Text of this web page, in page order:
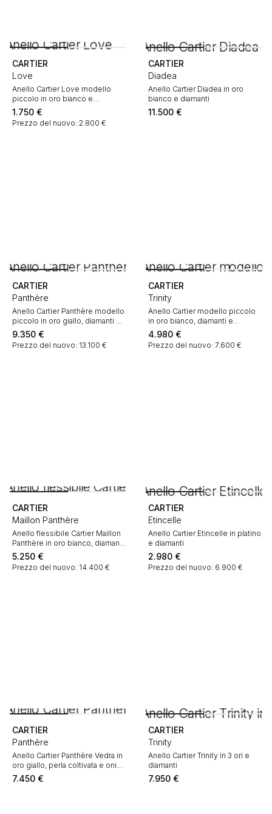
CARTIER
Love
Anello Cartier Love modello
piccolo in oro bianco e
diamante
1.750 €
Prezzo del nuovo: 2.800 €
CARTIER
Diadea
Anello Cartier Diadea in oro
bianco e diamanti
11.500 €
CARTIER
Panthère
Anello Cartier Panthère modello
piccolo in oro giallo, diamanti e
onice
9.350 €
Prezzo del nuovo: 13.100 €
CARTIER
Trinity
Anello Cartier modello piccolo
in oro bianco, diamanti e
ceramica nero
4.980 €
Prezzo del nuovo: 7.600 €
CARTIER
Maillon Panthère
Anello flessibile Cartier Maillon
Panthère in oro bianco, diamanti
e diamanti nero
5.250 €
Prezzo del nuovo: 14.400 €
CARTIER
Etincelle
Anello Cartier Etincelle in platino
e diamanti
2.980 €
Prezzo del nuovo: 6.900 €
CARTIER
Panthère
Anello Cartier Panthère Vedra in
oro giallo, perla coltivata e onice
in smeraldo
7.450 €
CARTIER
Trinity
Anello Cartier Trinity in 3 ori e
diamanti
7.950 €